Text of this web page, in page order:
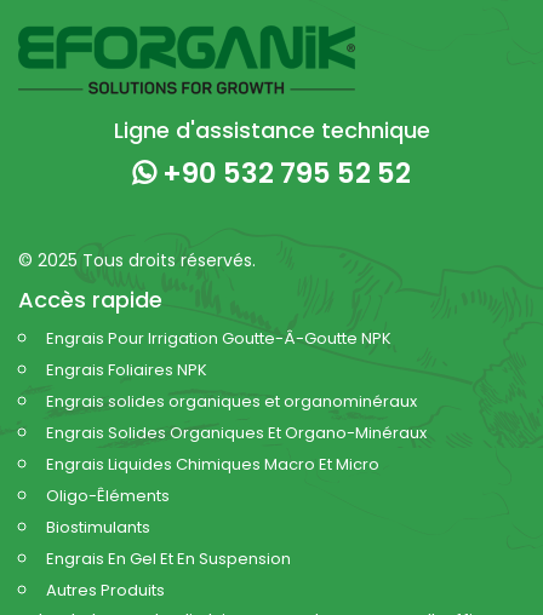
Ligne d'assistance technique
+90 532 795 52 52
© 2025 Tous droits réservés.
Accès rapide
Engrais Pour Irrigation Goutte-Â-Goutte NPK
Engrais Foliaires NPK
Engrais solides organiques et organominéraux
Engrais Solides Organiques Et Organo-Minéraux
Engrais Liquides Chimiques Macro Et Micro
Oligo-Êléments
Biostimulants
Engrais En Gel Et En Suspension
Autres Produits